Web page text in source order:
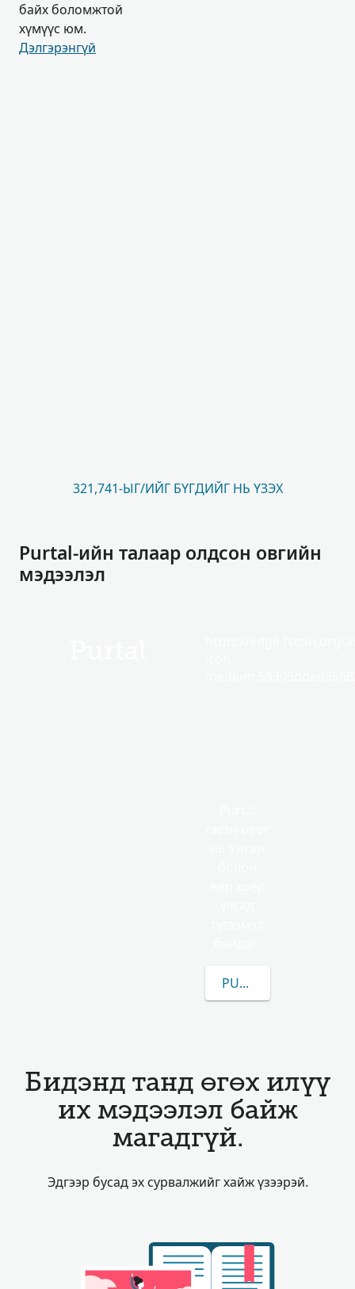
байх боломжтой
хүмүүс юм.
Дэлгэрэнгүй
321,741-ЫГ/ИЙГ БҮГДИЙГ НЬ ҮЗЭХ
Purtal-ийн талаар олдсон овгийн
мэдээлэл
PURTAL-ЫН/ИЙН
Бидэнд танд өгөх илүү
их мэдээлэл байж
магадгүй.
Эдгээр бусад эх сурвалжийг хайж үзээрэй.